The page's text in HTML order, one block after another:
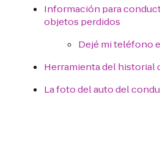
Información para
objetos perdidos
Dejé mi teléfono
Herramienta del historial
La foto del auto del